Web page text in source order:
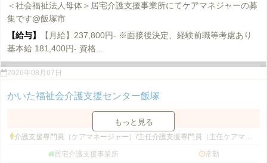
＜社会福祉法人母体＞居宅介護支援事業所にてケアマネジャーの募
集です@飯塚市
【給与】
【月給】237,800円- ※面接後決定、経験前職等考慮あり
基本給 181,400円- 資格...
2026年08月07日
かいた福祉会介護支援センター飯塚
福岡県 飯塚市
介護支援専門員（ケアマネージャー）/主任介護支援専門員（主任ケアマネージャー）
居宅介護支援事業所 常勤
もっと見る